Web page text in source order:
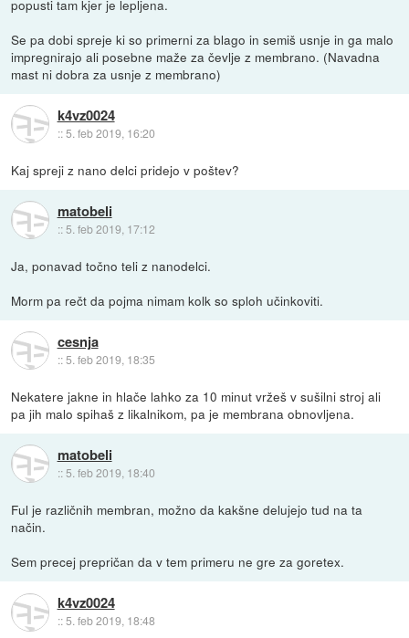
popusti tam kjer je lepljena.
Se pa dobi spreje ki so primerni za blago in semiš usnje in ga malo
impregnirajo ali posebne maže za čevlje z membrano. (Navadna
mast ni dobra za usnje z membrano)
k4vz0024
::5. feb 2019, 16:20
Kaj spreji z nano delci pridejo v poštev?
matobeli
:: 5. feb 2019, 17:12
Ja, ponavad točno teli z nanodelci.
Morm pa rečt da pojma nimam kolk so sploh učinkoviti.
cesnja
::5. feb 2019, 18:35
Nekatere jakne in hlače lahko za 10 minut vržeš v sušilni stroj ali
pa jih malo spihaš z likalnikom, pa je membrana obnovljena.
matobeli
:: 5. feb 2019, 18:40
Ful je različnih membran, možno da kakšne delujejo tud na ta
način.
Sem precej prepričan da v tem primeru ne gre za goretex.
k4vz0024
::5. feb 2019, 18:48